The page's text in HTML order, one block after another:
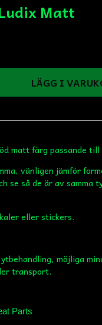
Matt
LÄGG I
matt färg passande till
vänligen jämför
se så de är av samma
eller stickers.
möjliga
transport.
Parts